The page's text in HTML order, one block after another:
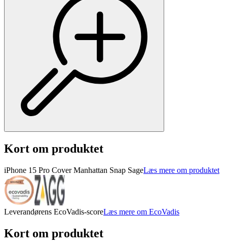
Kort om produktet
iPhone 15 Pro Cover Manhattan Snap SageLæs mere om produktet
Leverandørens EcoVadis-scoreLæs mere om EcoVadis
Kort om produktet